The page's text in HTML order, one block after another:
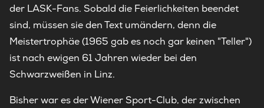
der LASK-Fans. Sobald die Feierlichkeiten beendet
sind, müssen sie den Text umändern, denn die
Meistertrophäe (1965 gab es noch gar keinen "Teller")
ist nach ewigen 61 Jahren wieder bei den
Schwarzweißen in Linz.
Bisher war es der Wiener Sport-Club, der zwischen